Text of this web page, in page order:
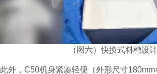
（图六）快换式料槽设计
此外，C50机身紧凑轻便（外形尺寸